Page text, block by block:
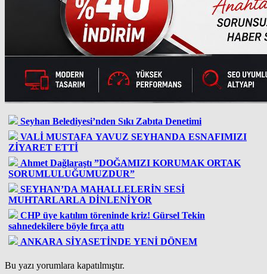
Seyhan Belediyesi’nden Sıkı Zabıta Denetimi
VALİ MUSTAFA YAVUZ SEYHANDA ESNAFIMIZI
ZİYARET ETTİ
Ahmet Dağlaraştı ”DOĞAMIZI KORUMAK ORTAK
SORUMLULUĞUMUZDUR”
SEYHAN’DA MAHALLELERİN SESİ
MUHTARLARLA DİNLENİYOR
CHP üye katılım töreninde kriz! Gürsel Tekin
sahnedekilere böyle fırça attı
ANKARA SİYASETİNDE YENİ DÖNEM
Bu yazı yorumlara kapatılmıştır.